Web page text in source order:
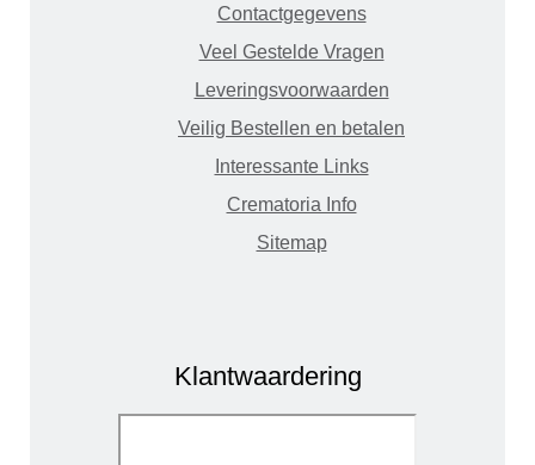
Contactgegevens
Veel Gestelde Vragen
Leveringsvoorwaarden
Veilig Bestellen en betalen
Interessante Links
Crematoria Info
Sitemap
Klantwaardering